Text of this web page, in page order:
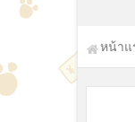
หน้าแ